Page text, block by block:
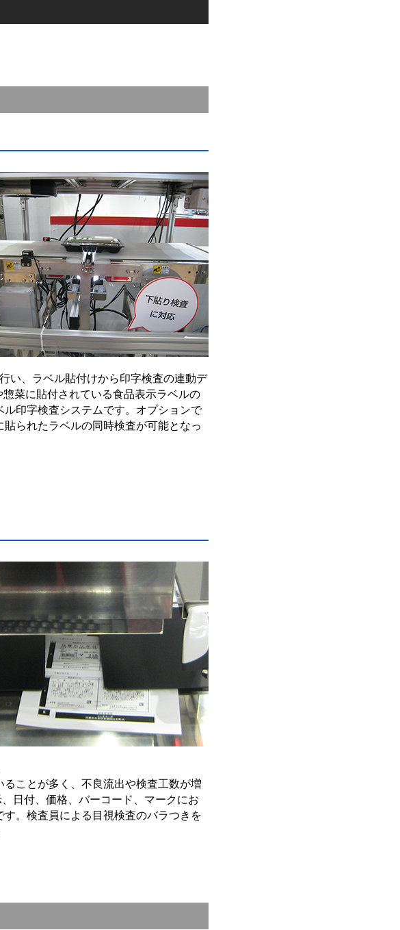
い、ラベル貼付けから印字検査の連動デ
菜に貼付されている食品表示ラベルの
印字検査システムです。オプションで
られたラベルの同時検査が可能となっ
ことが多く、不良流出や検査工数が増
日付、価格、バーコード、マークにお
。検査員による目視検査のバラつきを